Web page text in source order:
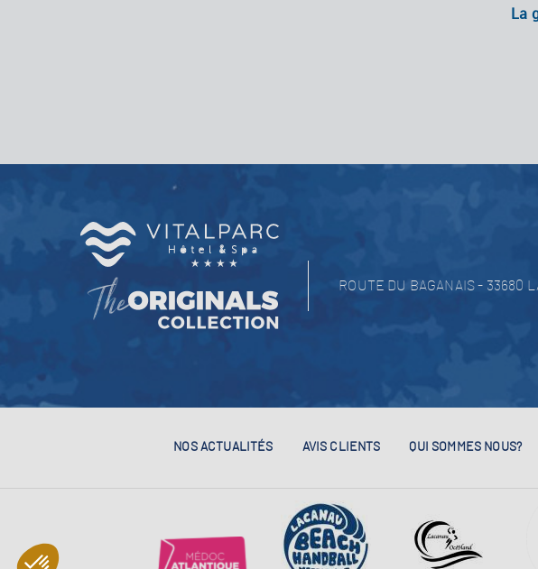
La
ROUTE DU BAGANAIS- 33680
NOS ACTUALITÉS AVIS CLIENTS QUI SOMMES NOUS?